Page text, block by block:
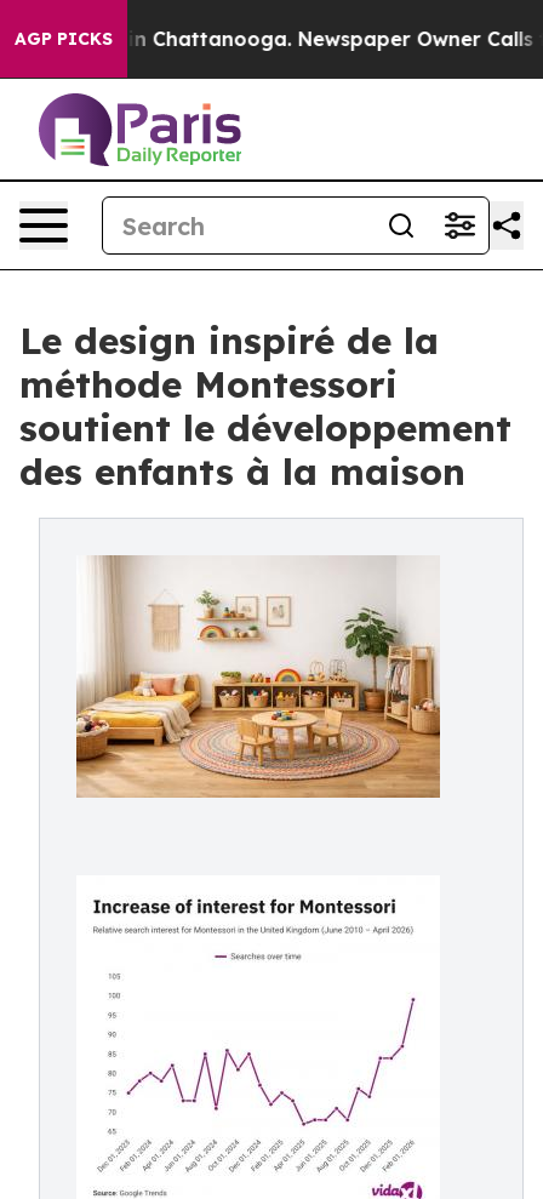
AGP PICKS
Chaos in Chattanooga. Newspaper Owner Calls the
Le design inspiré de la
méthode Montessori
soutient le développement
des enfants à la maison